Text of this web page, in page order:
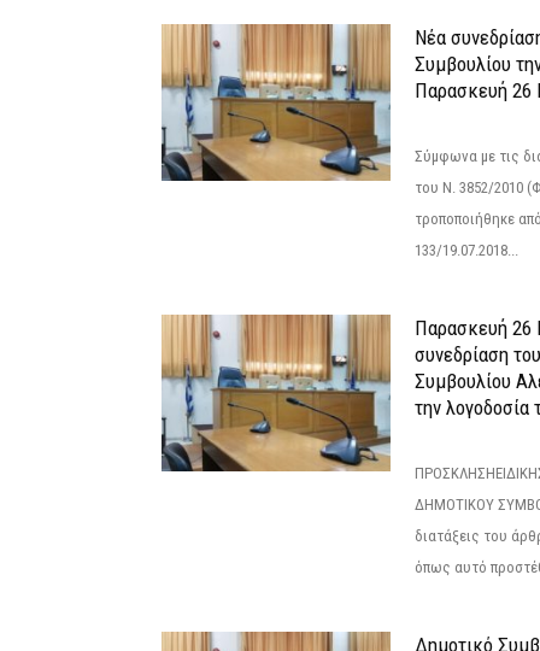
Νέα
Συμβουλίου
Παρασκευή 26
Σύμφωνα με τις
του Ν. 3852/2010
τροποποιήθηκε
133/19.07.2018...
Παρασκευή 26
συνεδρίαση
Συμβουλίου
την λογοδοσία
ΔΗΜΟΤΙΚΟΥ
διατάξεις του
όπως αυτό
Δημοτικό